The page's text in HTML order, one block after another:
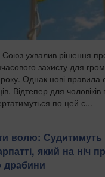
ухвалив рішення
захисту для
Однак нові правила
Відтепер для чоловіків
по цей с...
волю: Судитимуть
який на ніч
драбини